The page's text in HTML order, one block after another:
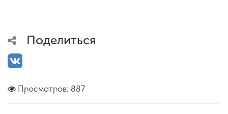
Поделиться
Просмотров: 887